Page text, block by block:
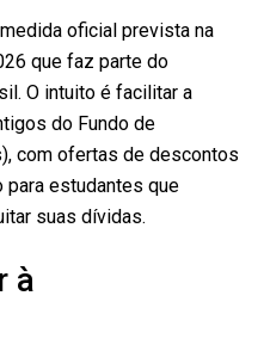
oficial prevista na
que faz parte do
O intuito é facilitar a
do Fundo de
com ofertas de descontos
para estudantes que
suas dívidas.
à